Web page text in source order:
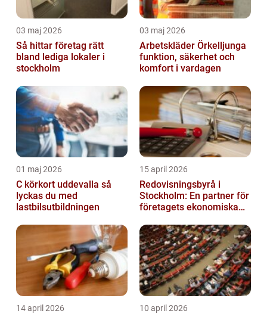
03 maj 2026
Så hittar företag rätt
bland lediga lokaler i
stockholm
03 maj 2026
Arbetskläder Örkelljunga
funktion, säkerhet och
komfort i vardagen
01 maj 2026
C körkort uddevalla så
lyckas du med
lastbilsutbildningen
15 april 2026
Redovisningsbyrå i
Stockholm: En partner för
företagets ekonomiska
14 april 2026 10 april 2026